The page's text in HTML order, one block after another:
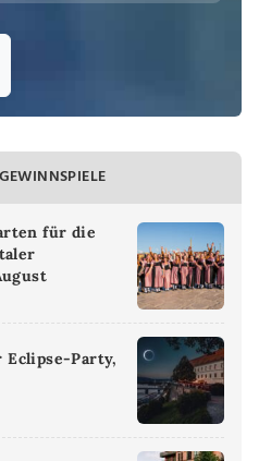
für die
Eclipse-Party,